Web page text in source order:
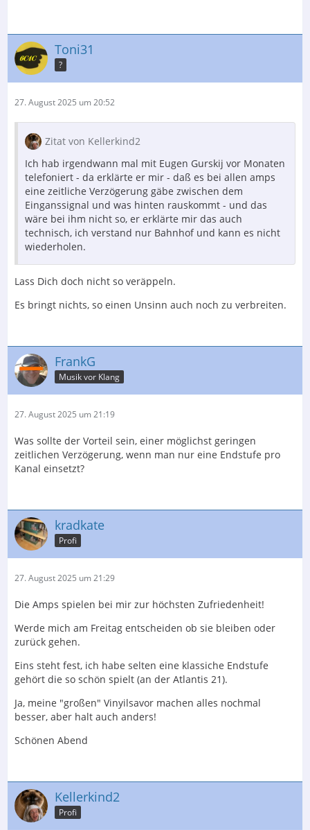
Toni31
?
27. August 2025 um 20:52
Zitat von Kellerkind2
Ich hab irgendwann mal mit Eugen Gurskij vor Monaten
telefoniert - da erklärte er mir - daß es bei allen amps
eine zeitliche Verzögerung gäbe zwischen dem
Einganssignal und was hinten rauskommt - und das
wäre bei ihm nicht so, er erklärte mir das auch
technisch, ich verstand nur Bahnhof und kann es nicht
wiederholen.
Lass Dich doch nicht so veräppeln.
Es bringt nichts, so einen Unsinn auch noch zu verbreiten.
FrankG
Musik vor Klang
27. August 2025 um 21:19
Was sollte der Vorteil sein, einer möglichst geringen
zeitlichen Verzögerung, wenn man nur eine Endstufe pro
Kanal einsetzt?
kradkate
Profi
27. August 2025 um 21:29
Die Amps spielen bei mir zur höchsten Zufriedenheit!
Werde mich am Freitag entscheiden ob sie bleiben oder
zurück gehen.
Eins steht fest, ich habe selten eine klassiche Endstufe
gehört die so schön spielt (an der Atlantis 21).
Ja, meine "großen" Vinyilsavor machen alles nochmal
besser, aber halt auch anders!
Schönen Abend
Kellerkind2
Profi